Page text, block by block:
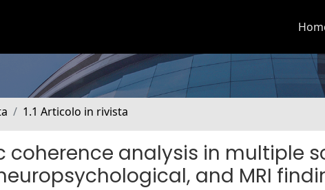
1.1 Articolo in rivista
analysis in multiple
and MRI